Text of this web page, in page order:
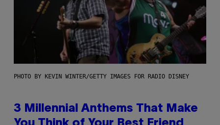
PHOTO BY KEVIN WINTER/GETTY IMAGES FOR RADIO DISNEY
3 Millennial Anthems That Make